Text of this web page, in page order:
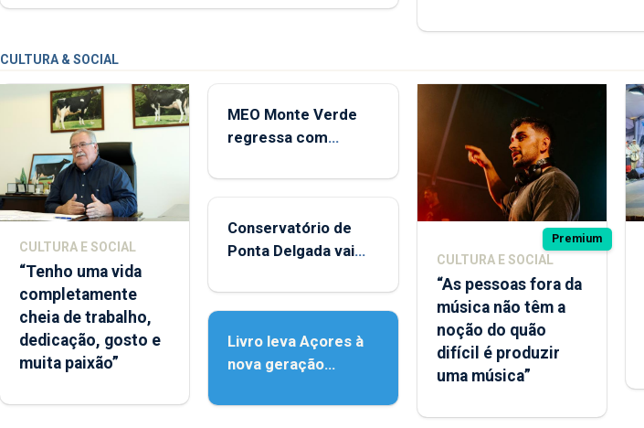
CULTURA & SOCIAL
CULTURA E SOCIAL
“Tenho uma vida
completamente
cheia de trabalho,
dedicação, gosto e
muita paixão”
MEO Monte Verde
regressa com
acessibilidade
Conservatório de
Ponta Delgada vai
instrumentos
Livro leva Açores à
nova geração
Premium
CULTURA E SOCIAL
“As pessoas fora da
música não têm a
noção do quão
difícil é produzir
uma música”